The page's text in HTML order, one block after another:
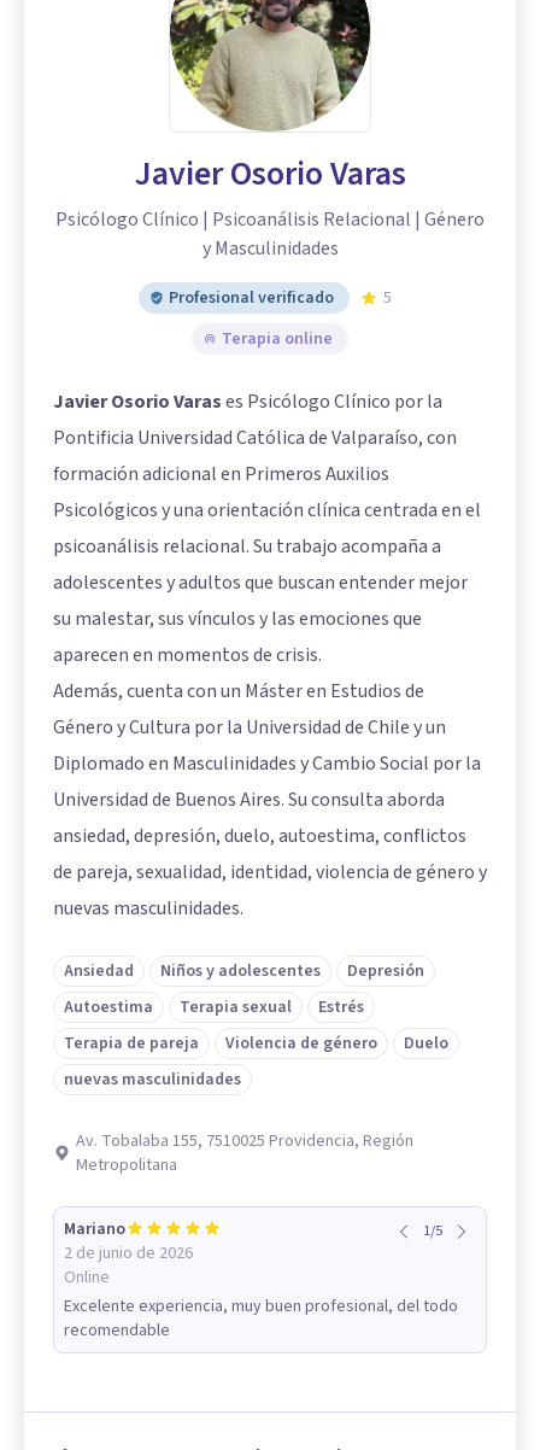
Javier Osorio Varas
Psicólogo Clínico | Psicoanálisis Relacional | Género
y Masculinidades
Profesional verificado
5
Terapia online
Javier Osorio Varases Psicólogo Clínico por la
Pontificia Universidad Católica de Valparaíso, con
formación adicional en Primeros Auxilios
Psicológicos y una orientación clínica centrada en el
psicoanálisis relacional. Su trabajo acompaña a
adolescentes y adultos que buscan entender mejor
su malestar, sus vínculos y las emociones que
aparecen en momentos de crisis.
Además, cuenta con un Máster en Estudios de
Género y Cultura por la Universidad de Chile y un
Diplomado en Masculinidades y Cambio Social por la
Universidad de Buenos Aires. Su consulta aborda
ansiedad, depresión, duelo, autoestima, conflictos
de pareja, sexualidad, identidad, violencia de género y
nuevas masculinidades.
Ansiedad Niños y adolescentes
Depresión
Autoestima
Terapia sexual
Estrés
Terapia de pareja
Violencia de género
Duelo
nuevas masculinidades
Av. Tobalaba 155, 7510025 Providencia, Región
Metropolitana
Mariano
2 de junio de 2026
Online
1/5
Excelente experiencia, muy buen profesional, del todo
recomendable